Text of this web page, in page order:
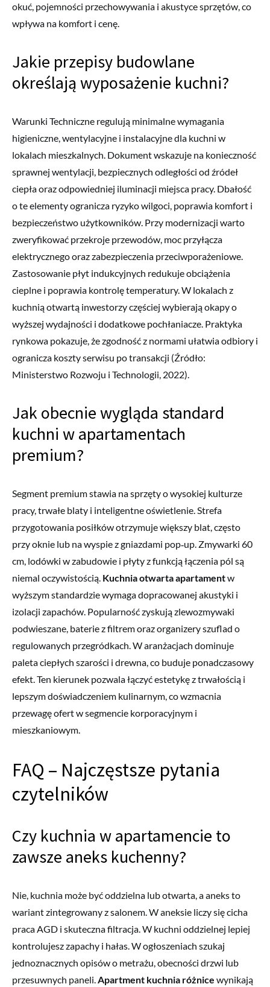
okuć, pojemności przechowywania i akustyce sprzętów, co
wpływa na komfort i cenę.
Jakie przepisy budowlane
określają wyposażenie kuchni?
Warunki Techniczne regulują minimalne wymagania
higieniczne, wentylacyjne i instalacyjne dla kuchni w
lokalach mieszkalnych. Dokument wskazuje na konieczność
sprawnej wentylacji, bezpiecznych odległości od źródeł
ciepła oraz odpowiedniej iluminacji miejsca pracy. Dbałość
o te elementy ogranicza ryzyko wilgoci, poprawia komfort i
bezpieczeństwo użytkowników. Przy modernizacji warto
zweryfikować przekroje przewodów, moc przyłącza
elektrycznego oraz zabezpieczenia przeciwporażeniowe.
Zastosowanie płyt indukcyjnych redukuje obciążenia
cieplne i poprawia kontrolę temperatury. W lokalach z
kuchnią otwartą inwestorzy częściej wybierają okapy o
wyższej wydajności i dodatkowe pochłaniacze. Praktyka
rynkowa pokazuje, że zgodność z normami ułatwia odbiory i
ogranicza koszty serwisu po transakcji (Źródło:
Ministerstwo Rozwoju i Technologii, 2022).
Jak obecnie wygląda standard
kuchni w apartamentach
premium?
Segment premium stawia na sprzęty o wysokiej kulturze
pracy, trwałe blaty i inteligentne oświetlenie. Strefa
przygotowania posiłków otrzymuje większy blat, często
przy oknie lub na wyspie z gniazdami pop‑up. Zmywarki 60
cm, lodówki w zabudowie i płyty z funkcją łączenia pól są
niemal oczywistością. Kuchnia otwarta apartamentw
wyższym standardzie wymaga dopracowanej akustyki i
izolacji zapachów. Popularność zyskują zlewozmywaki
podwieszane, baterie z filtrem oraz organizery szuflad o
regulowanych przegródkach. W aranżacjach dominuje
paleta ciepłych szarości i drewna, co buduje ponadczasowy
efekt. Ten kierunek pozwala łączyć estetykę z trwałością i
lepszym doświadczeniem kulinarnym, co wzmacnia
przewagę ofert w segmencie korporacyjnym i
mieszkaniowym.
FAQ – Najczęstsze pytania
czytelników
Czy kuchnia w apartamencie to
zawsze aneks kuchenny?
Nie, kuchnia może być oddzielna lub otwarta, a aneks to
wariant zintegrowany z salonem. W aneksie liczy się cicha
praca AGD i skuteczna filtracja. W kuchni oddzielnej lepiej
kontrolujesz zapachy i hałas. W ogłoszeniach szukaj
jednoznacznych opisów o metrażu, obecności drzwi lub
przesuwnych paneli.Apartment kuchnia różnice wynikają